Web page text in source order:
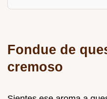
Fondue de
cremoso